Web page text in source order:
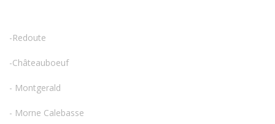
-Redoute
-Châteauboeuf
- Montgerald
- Morne Calebasse